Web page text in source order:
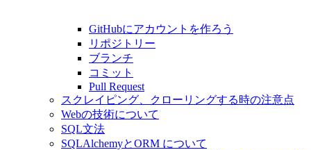
GitHubにアカウントを作ろう
リポジトリー
ブランチ
コミット
Pull Request
スクレイピング、クローリングする時の注意点
Webの技術について
SQL文法
SQLAlchemyとORM について